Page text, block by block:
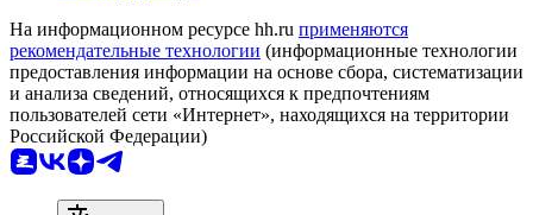
На информационном ресурсе hh.ru применяются
рекомендательные технологии (информационные технологии
предоставления информации на основе сбора, систематизации
и анализа сведений, относящихся к предпочтениям
пользователей сети «Интернет», находящихся на территории
Российской Федерации)